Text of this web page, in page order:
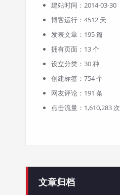
建站时间：2014-03-30
博客运行：4512 天
发表文章：195 篇
拥有页面：13 个
设立分类：30 种
创建标签：754 个
网友评论：191 条
点击流量：1,610,283 次
文章归档